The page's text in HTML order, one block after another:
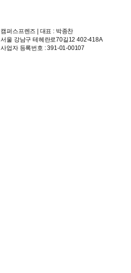
캠퍼스프렌즈 | 대표 : 박종찬
서울 강남구 테헤란로70길12 402-418A
사업자 등록번호 : 391-01-00107